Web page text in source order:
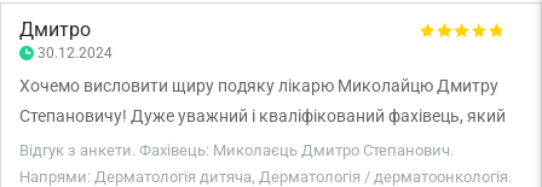
Дмитро
30.12.2024
Хочемо висловити щиру подяку лікарю Миколайцю Дмитру
Степановичу! Дуже уважний і кваліфікований фахівець, який
завжди з відповідальністю підходить до кожного питання.
Його професіоналізм і щире бажання допомогти відчуваються
Відгук з анкети. Фахівець: Миколаєць Дмитро Степанович.
Напрями: Дерматологія дитяча, Дерматологія / дерматоонкологія.